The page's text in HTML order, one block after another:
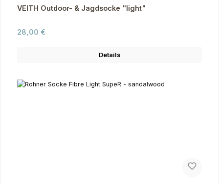
VEITH Outdoor- & Jagdsocke "light"
Regulärer Preis:
28,00 €
Details